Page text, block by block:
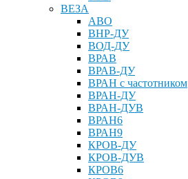
ВЕЗА
АВО
ВНР-ДУ
ВОД-ДУ
ВРАВ
ВРАВ-ДУ
ВРАН с частотником
ВРАН-ДУ
ВРАН-ДУВ
ВРАН6
ВРАН9
КРОВ-ДУ
КРОВ-ДУВ
КРОВ6